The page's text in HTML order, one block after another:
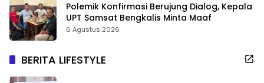
Polemik Konfirmasi Berujung Dialog, Kepala
UPT Samsat Bengkalis Minta Maaf
6 Agustus 2026
BERITA LIFESTYLE